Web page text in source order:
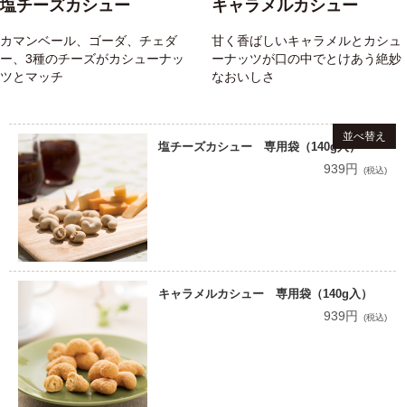
塩チーズカシュー
カマンベール、ゴーダ、チェダ
ー、3種のチーズがカシューナッ
ツとマッチ
キャラメルカシュー
甘く香ばしいキャラメルとカシュ
ーナッツが口の中でとけあう絶妙
なおいしさ
並べ替え
塩チーズカシュー 専用袋（140g入）
939円 (税込)
キャラメルカシュー 専用袋（140g入）
939円 (税込)